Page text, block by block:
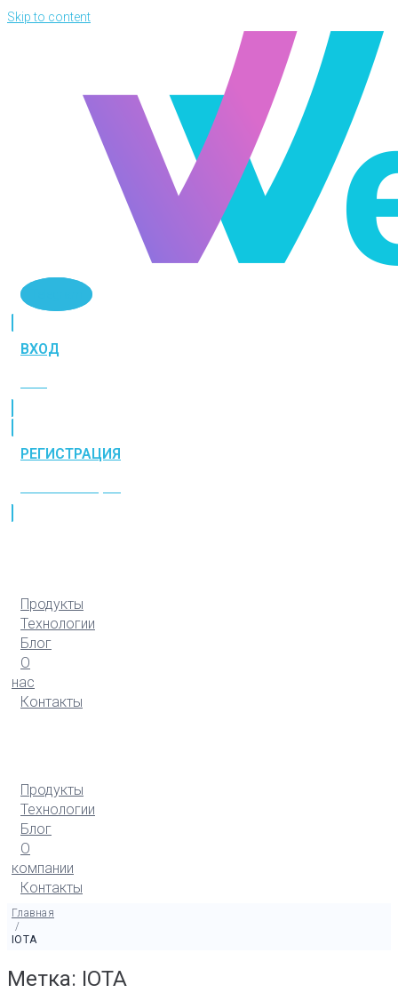
Skip to content
ВХОД
РЕГИСТРАЦИЯ
Продукты
Технологии
Блог
О
нас
Контакты
Продукты
Технологии
Блог
О
компании
Контакты
Главная
/
IOTA
Метка: IOTA